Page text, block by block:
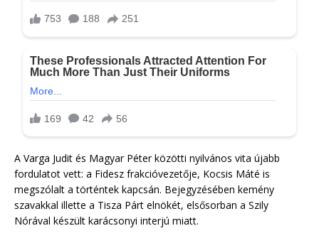
A Varga Judit és Magyar Péter közötti nyilvános vita újabb
fordulatot vett: a Fidesz frakcióvezetője, Kocsis Máté is
megszólalt a történtek kapcsán. Bejegyzésében kemény
szavakkal illette a Tisza Párt elnökét, elsősorban a Szily
Nórával készült karácsonyi interjú miatt.